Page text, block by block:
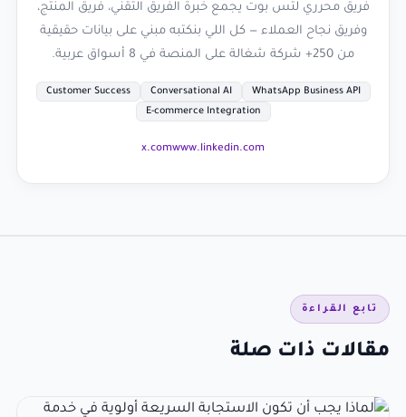
فريق محرري لتس بوت يجمع خبرة الفريق التقني، فريق المنتج،
وفريق نجاح العملاء — كل اللي بنكتبه مبني على بيانات حقيقية
من 250+ شركة شغالة على المنصة في 8 أسواق عربية.
WhatsApp Business API
Conversational AI
Customer Success
E-commerce Integration
www.linkedin.com
x.com
تابع القراءة
مقالات ذات صلة